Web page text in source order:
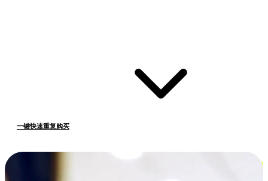
一键快速重复购买